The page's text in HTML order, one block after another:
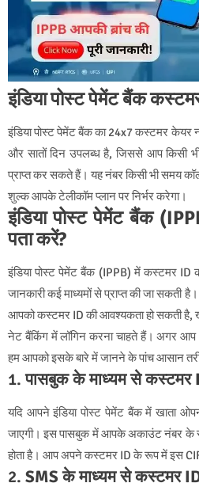
इंडिया पोस्ट पेमेंट बैंक
इंडिया पोस्ट पेमेंट बैंक का 24x7 कस्टमर केयर
और सातों दिन उपलब्ध है, जिससे आप किसी
प्राप्त कर सकते हैं। यह नंबर किसी भी समय
शुल्क आपके टेलीकॉम प्लान पर निर्भर करेगा।
इंडिया पोस्ट पेमेंट बैंक
पता करें?
इंडिया पोस्ट पेमेंट बैंक (IPPB) में कस्टमर ID
जानकारी कई माध्यमों से प्राप्त की जा सकती
आपको कस्टमर ID की आवश्यकता हो सकती है,
नेट बैंकिंग में लॉगिन करना चाहते हैं। अगर
हम आपको इसके बारे में जानने के पांच आसान
1.पासबुक के माध्यम से कस्टमर
यदि आपने इंडिया पोस्ट पेमेंट बैंक में खाता
जाएगी। इस पासबुक में आपके अकाउंट नंबर के
होता है। आप अपने कस्टमर ID के रूप में इस
2. SMS के माध्यम से कस्टमर